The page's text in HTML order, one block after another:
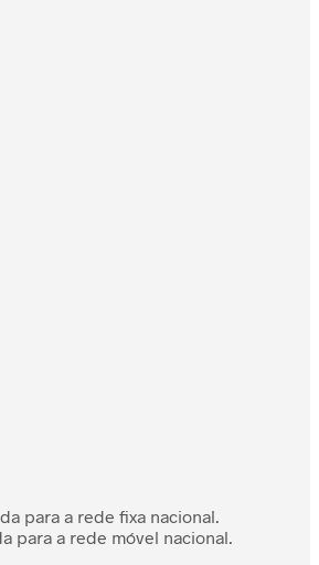
para a rede fixa nacional.
para a rede móvel nacional.